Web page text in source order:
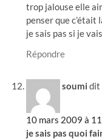
trop jalouse elle
penser que
je sais pas si je
Répondre
soumi dit
10 mars 2009 à
je sais pas quoi